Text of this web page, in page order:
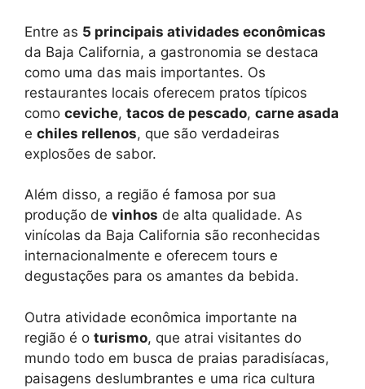
Entre as 5 principais atividades econômicas
da Baja California, a gastronomia se destaca
como uma das mais importantes. Os
restaurantes locais oferecem pratos típicos
como ceviche, tacos de pescado, carne asada
e chiles rellenos, que são verdadeiras
explosões de sabor.
Além disso, a região é famosa por sua
produção de vinhos de alta qualidade. As
vinícolas da Baja California são reconhecidas
internacionalmente e oferecem tours e
degustações para os amantes da bebida.
Outra atividade econômica importante na
região é o turismo, que atrai visitantes do
mundo todo em busca de praias paradisíacas,
paisagens deslumbrantes e uma rica cultura